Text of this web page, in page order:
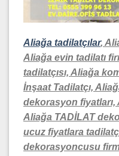
Aliağa tadilatçılar,
Aliağa evin tadilatı
tadilatçısı, Aliağa
İnşaat Tadilatçı,
dekorasyon fiyatları,
Aliağa TADİLAT
ucuz fiyatlara
dekorasyoncusu